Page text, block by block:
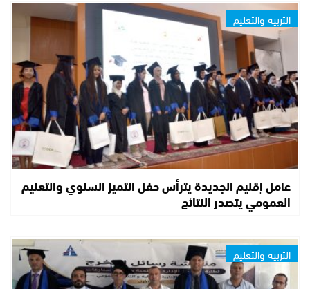
التربية والتعليم
عامل إقليم الجديدة يترأس حفل التميز السنوي والتعليم
العمومي يتصدر النتائج
التربية والتعليم